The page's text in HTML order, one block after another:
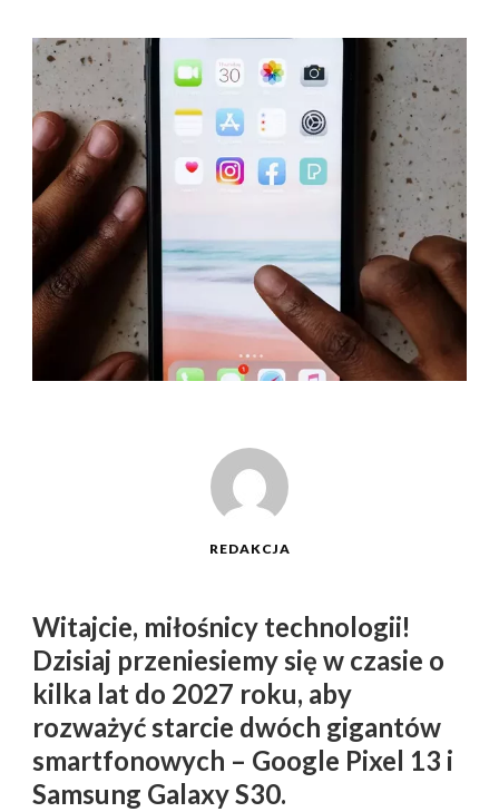
REDAKCJA
Witajcie, miłośnicy technologii!
Dzisiaj przeniesiemy się w czasie o
kilka lat do 2027 roku, aby
rozważyć starcie dwóch gigantów
smartfonowych – Google Pixel 13 i
Samsung Galaxy S30.